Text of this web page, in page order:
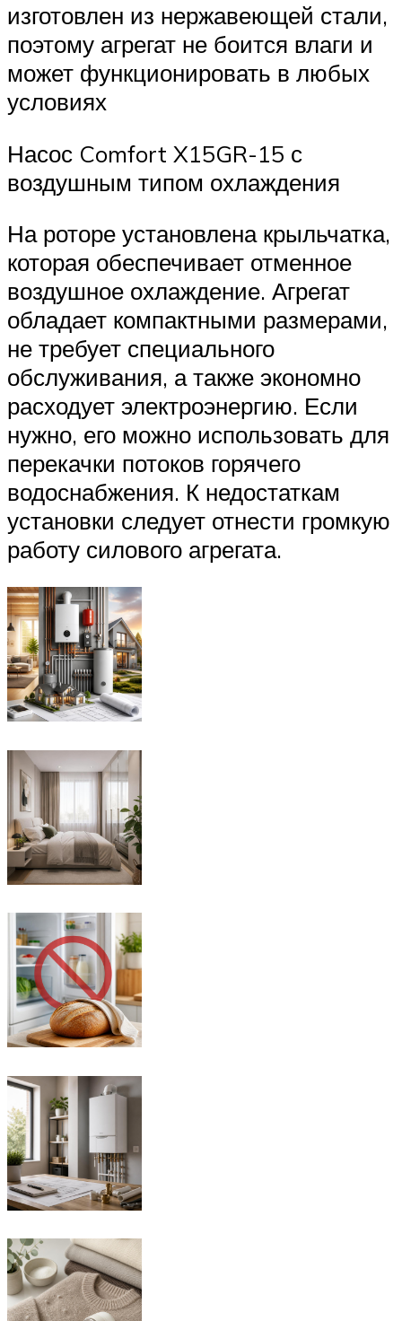
изготовлен из нержавеющей стали,
поэтому агрегат не боится влаги и
может функционировать в любых
условиях
Насос Comfort X15GR-15 с
воздушным типом охлаждения
На роторе установлена крыльчатка,
которая обеспечивает отменное
воздушное охлаждение. Агрегат
обладает компактными размерами,
не требует специального
обслуживания, а также экономно
расходует электроэнергию. Если
нужно, его можно использовать для
перекачки потоков горячего
водоснабжения. К недостаткам
установки следует отнести громкую
работу силового агрегата.